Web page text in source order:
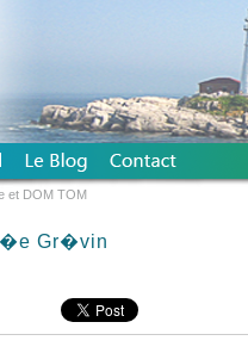
Gr�vin
et DOM TOM